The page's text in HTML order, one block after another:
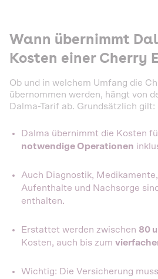
Wann übernimmt
Kosten einer Cherry
Ob und in welchem Umfang die
übernommen werden, hängt von
Dalma-Tarif ab. Grundsätzlich gilt:
Dalma übernimmt die Kosten
notwendige Operationen
Auch Diagnostik,
Aufenthalte und Nachsorge
enthalten.
Erstattet werden zwischen 80
Kosten, auch bis zum
Wichtig: Die Versicherung muss